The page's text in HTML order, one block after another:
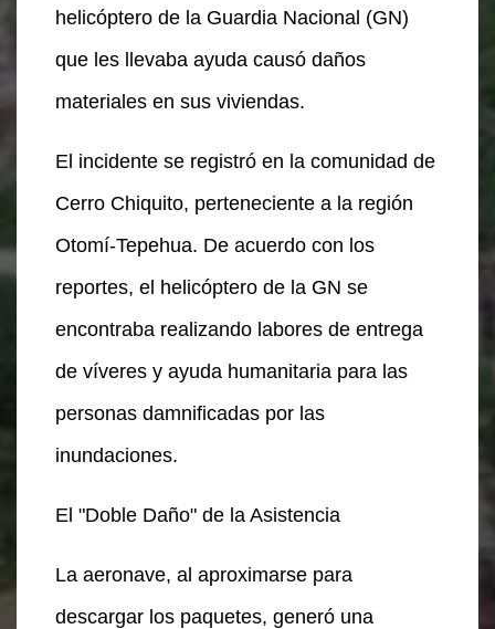
helicóptero de la Guardia Nacional (GN)
que les llevaba ayuda causó daños
materiales en sus viviendas.
El incidente se registró en la comunidad de
Cerro Chiquito, perteneciente a la región
Otomí-Tepehua. De acuerdo con los
reportes, el helicóptero de la GN se
encontraba realizando labores de entrega
de víveres y ayuda humanitaria para las
personas damnificadas por las
inundaciones.
El "Doble Daño" de la Asistencia
La aeronave, al aproximarse para
descargar los paquetes, generó una